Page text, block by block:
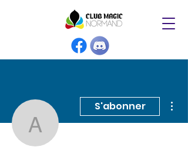
Angelinou
S'abonner